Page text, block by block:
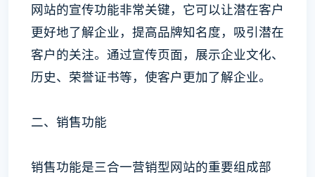
网站的宣传功能非常关键，它可以让潜在客户
更好地了解企业，提高品牌知名度，吸引潜在
客户的关注。通过宣传页面，展示企业文化、
历史、荣誉证书等，使客户更加了解企业。
二、销售功能
销售功能是三合一营销型网站的重要组成部